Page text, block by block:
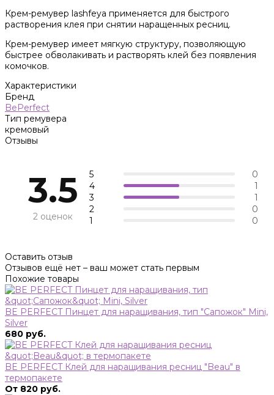
Крем-ремувер lashfeya применяется для быстрого
растворения клея при снятии наращенных ресниц.
Крем-ремувер имеет мягкую структуру, позволяющую
быстрее обволакивать и растворять клей без появления
комочков.
Характеристики
Бренд
BePerfect
Тип ремувера
кремовый
Отзывы
3.5
2 оценок
5
0
4
1
3
1
2
0
1
0
Оставить отзыв
Отзывов ещё нет – ваш может стать первым
Похожие товары
BE PERFECT Пинцет для наращивания, тип "Сапожок" Mini,
Silver
680 руб.
BE PERFECT Клей для наращивания ресниц "Beau" в
термопакете
От 820 руб.